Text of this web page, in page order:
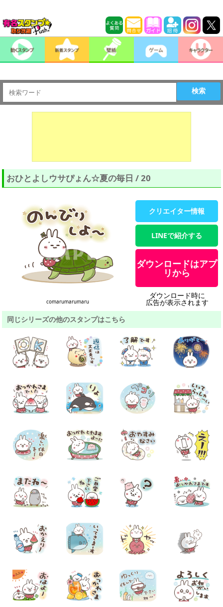
検索
おひとよしウサぴょん☆夏の毎日 / 20
comarumarumaru
クリエイター情報
LINEで紹介する
ダウンロードはアプ
リから
ダウンロード時に
広告が表示されます
同じシリーズの他のスタンプはこちら